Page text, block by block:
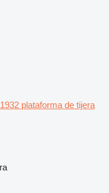
plataforma de tijera